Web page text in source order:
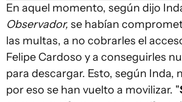
En aquel momento, según dijo
Observador, se habían
las multas, a no cobrarles el
Felipe Cardoso y a conseguirles
para descargar. Esto, según Inda,
por eso se han vuelto a movilizar. "